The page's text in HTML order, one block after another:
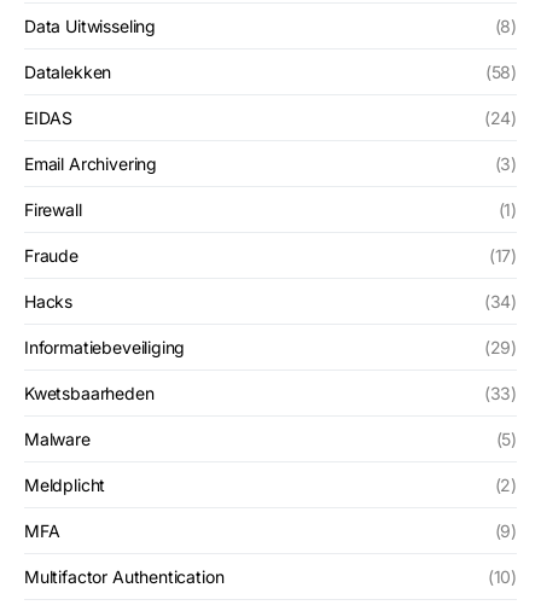
Data Uitwisseling (8)
Datalekken (58)
EIDAS (24)
Email Archivering (3)
Firewall (1)
Fraude (17)
Hacks (34)
Informatiebeveiliging (29)
Kwetsbaarheden (33)
Malware (5)
Meldplicht (2)
MFA (9)
Multifactor Authentication (10)